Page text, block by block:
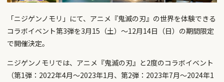
「ニジゲンノモリ」にて、アニメ『鬼滅の刃』の世界を体験できる
コラボイベント第3弾を3月15（土）～12月14日（日）の期間限定
で開催決定。
ニジゲンノモリでは、アニメ『鬼滅の刃』と2度のコラボイベント
（第1弾：2022年4月～2023年1月、第2弾：2023年7月～2024年1